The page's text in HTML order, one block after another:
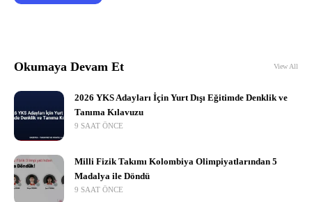
Okumaya Devam Et View All
2026 YKS Adayları İçin Yurt Dışı Eğitimde Denklik ve
Tanıma Kılavuzu
9 SAAT ÖNCE
Milli Fizik Takımı Kolombiya Olimpiyatlarından 5
Madalya ile Döndü
9 SAAT ÖNCE